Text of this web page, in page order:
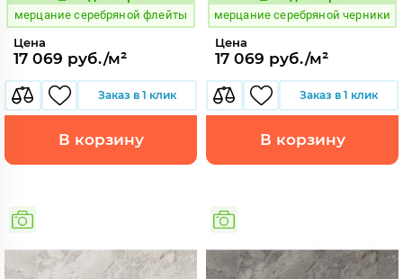
мерцание серебряной флейты
Цена
17 069 руб./м²
Заказ в 1 клик
В корзину
мерцание серебряной черники
Цена
17 069 руб./м²
Заказ в 1 клик
В корзину